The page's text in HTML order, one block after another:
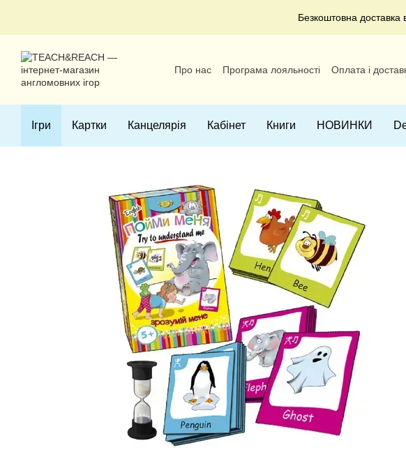
Безкоштовна
Про нас Програма лояльності Оплата і
Ігри Картки Канцелярія Кабінет Книги НОВИНКИ